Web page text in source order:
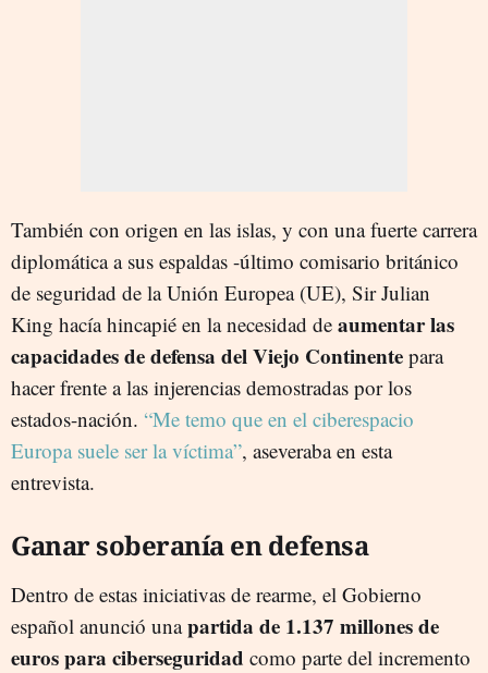
También con origen en las islas, y con una fuerte carrera
diplomática a sus espaldas -último comisario británico
de seguridad de la Unión Europea (UE), Sir Julian
King hacía hincapié en la necesidad de aumentar las
capacidades de defensa del Viejo Continente para
hacer frente a las injerencias demostradas por los
estados-nación. “Me temo que en el ciberespacio
Europa suele ser la víctima”, aseveraba en esta
entrevista.
Ganar soberanía en defensa
Dentro de estas iniciativas de rearme, el Gobierno
español anunció unapartida de 1.137 millones de
euros para ciberseguridad como parte del incremento